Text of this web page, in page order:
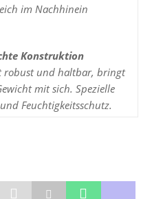
im Nachhinein
Konstruktion
robust und haltbar, bringt
mit sich. Spezielle
Feuchtigkeitsschutz.